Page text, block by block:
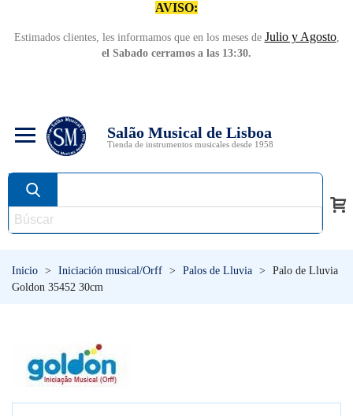
AVISO:
Estimados clientes, les informamos que en los meses de Julio y Agosto,
el Sabado cerramos a las 13:30.
Salão Musical de Lisboa
Tienda de instrumentos musicales desde 1958
Inicio > Iniciación musical/Orff > Palos de Lluvia >
Palo de Lluvia
Goldon 35452 30cm